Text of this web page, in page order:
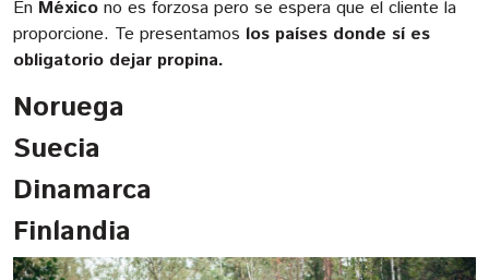
En México no es forzosa pero se espera que el cliente la
proporcione. Te presentamos los países donde sí es
obligatorio dejar propina.
Noruega
Suecia
Dinamarca
Finlandia